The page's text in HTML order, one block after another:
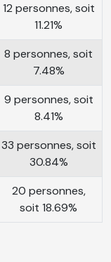
12 personnes, soit
11.21%
8 personnes, soit
7.48%
9 personnes, soit
8.41%
33 personnes, soit
30.84%
20 personnes,
soit 18.69%